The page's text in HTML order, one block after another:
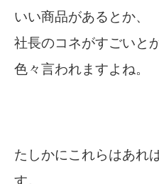
いい商品があるとか、
社長のコネがすごいとか
色々言われますよね。
たしかにこれらはあれ
す。